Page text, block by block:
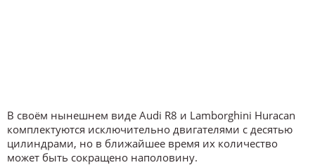
В своём нынешнем виде Audi R8 и Lamborghini Huracan
комплектуются исключительно двигателями с десятью
цилиндрами, но в ближайшее время их количество
может быть сокращено наполовину.